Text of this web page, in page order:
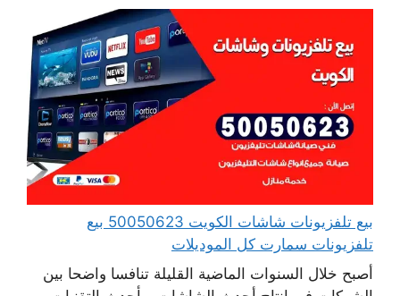
بيع تلفزيونات شاشات الكويت 50050623 بيع
تلفزيونات سمارت كل الموديلات
أصبح خلال السنوات الماضية القليلة تنافسا واضحا بين